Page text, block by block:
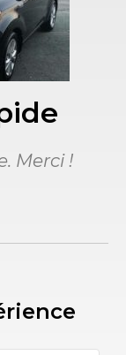
Merci !